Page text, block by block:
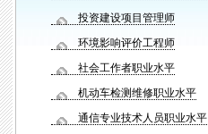
投资建设项目管理师
环境影响评价工程师
社会工作者职业水平
机动车检测维修职业水平
通信专业技术人员职业水平